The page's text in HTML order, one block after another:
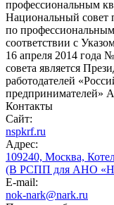
профессиональным
Национальный совет
по
соответствии с
16 апреля 2014 года
совета является
работодателей
предпринимателей»
Контакты
Сайт:
nspkrf.ru
Адрес:
109240, Москва,
(В РСПП для АНО
E-mail:
nok-nark@nark.ru